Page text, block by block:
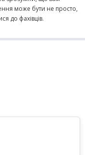
може бути не просто,
до фахівців.